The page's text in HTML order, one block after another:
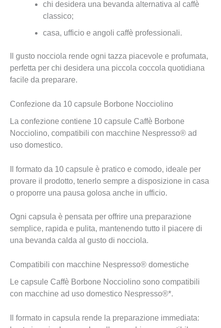
chi desidera una bevanda alternativa al caffè
classico;
casa, ufficio e angoli caffè professionali.
Il gusto nocciola rende ogni tazza piacevole e profumata,
perfetta per chi desidera una piccola coccola quotidiana
facile da preparare.
Confezione da 10 capsule Borbone Nocciolino
La confezione contiene 10 capsule Caffè Borbone
Nocciolino, compatibili con macchine Nespresso® ad
uso domestico.
Il formato da 10 capsule è pratico e comodo, ideale per
provare il prodotto, tenerlo sempre a disposizione in casa
o proporre una pausa golosa anche in ufficio.
Ogni capsula è pensata per offrire una preparazione
semplice, rapida e pulita, mantenendo tutto il piacere di
una bevanda calda al gusto di nocciola.
Compatibili con macchine Nespresso® domestiche
Le capsule Caffè Borbone Nocciolino sono compatibili
con macchine ad uso domestico Nespresso®*.
Il formato in capsula rende la preparazione immediata: